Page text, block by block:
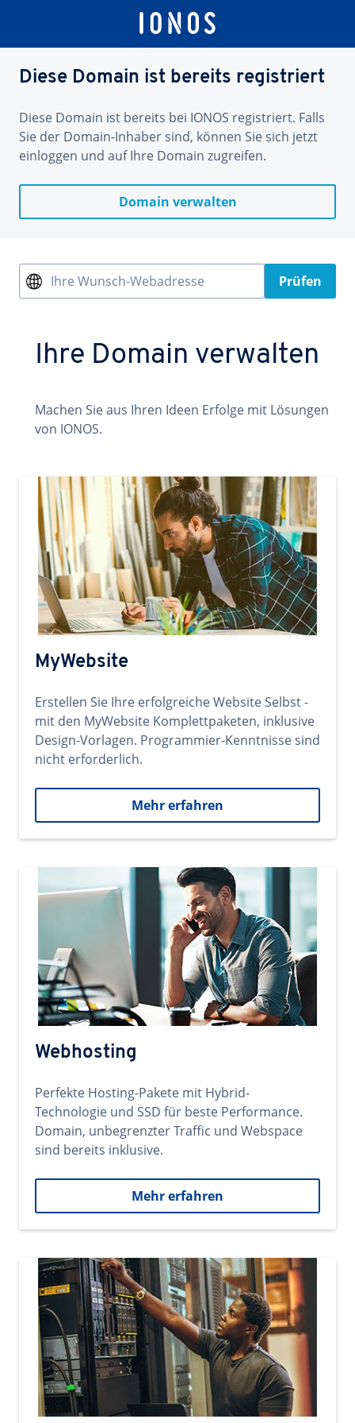
Diese Domain ist bereits registriert
Diese Domain ist bereits bei IONOS registriert. Falls
Sie der Domain-Inhaber sind, können Sie sich jetzt
einloggen und auf Ihre Domain zugreifen.
Domain verwalten
Ihre Wunsch-Webadresse Prüfen
Ihre Domain verwalten
Machen Sie aus Ihren Ideen Erfolge mit Lösungen
von IONOS.
MyWebsite
Erstellen Sie Ihre erfolgreiche Website Selbst -
mit den MyWebsite Komplettpaketen, inklusive
Design-Vorlagen. Programmier-Kenntnisse sind
nicht erforderlich.
Mehr erfahren
Webhosting
Perfekte Hosting-Pakete mit Hybrid-
Technologie und SSD für beste Performance.
Domain, unbegrenzter Traffic und Webspace
sind bereits inklusive.
Mehr erfahren